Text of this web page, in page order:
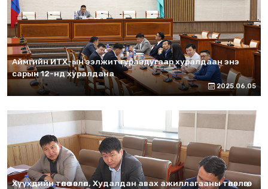
Аймгийн ИТХ-ын ээлжит гуравдугаар хуралдаан энэ
сарын 12-нд хуралдана
2025.06.05
Хүүхдийн төлөө зөвлөл, Худалдан авах ажиллагааны төлөвлөгөө,